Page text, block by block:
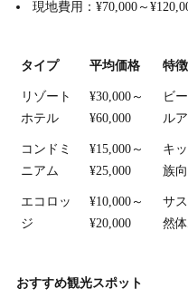
現地費用：¥70,000～
タイプ 平均価格 特徴
リゾート
ホテル
¥30,000～
¥60,000
ビ
ル
コンドミ
ニアム
¥15,000～
¥25,000
キ
族
エコロッ
ジ
¥10,000～
¥20,000
サ
然
おすすめ観光スポット